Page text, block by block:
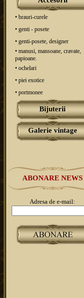
• brauri-curele
• genti - posete
• genti-posete, designer
• manusi, mansoane, cravate,
papioane.
• ochelari
• piei exotice
• portmonee
Bijuterii
Galerie vintage
ABONARE NEWS
Adresa de e-mail: